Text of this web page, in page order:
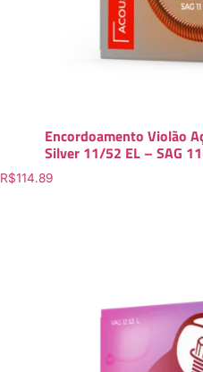
Encordoamento Violão
Silver 11/52 EL – SAG
R$114.89